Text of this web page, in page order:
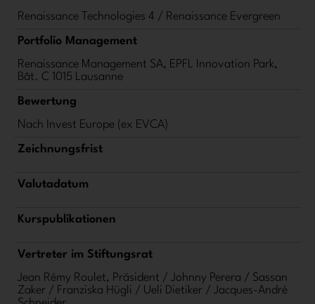
Renaissance Technologies 4 / Renaissance Evergreen
Portfolio Management
Renaissance Management SA, EPFL Innovation Park,
Bât. C 1015 Lausanne
Bewertung
Nach Invest Europe (ex EVCA)
Zeichnungsfrist
Valutadatum
Kurspublikationen
Vertreter im Stiftungsrat
Jean Rémy Roulet, Präsident / Johnny Perera / Sassan
Zaker / Franziska Hügli / Ueli Dietiker / Jacques-André